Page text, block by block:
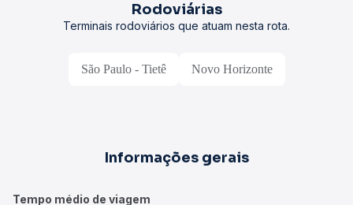
Rodoviárias
Terminais rodoviários que atuam nesta rota.
São Paulo - Tietê Novo Horizonte
Informações gerais
Tempo médio de viagem